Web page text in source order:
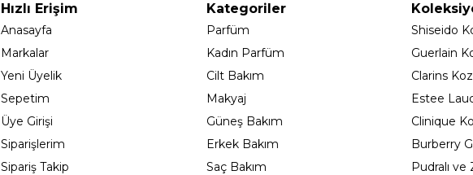
Hızlı Erişim
Anasayfa
Markalar
Yeni Üyelik
Sepetim
Üye Girişi
Siparişlerim
Sipariş Takip
Kategoriler
Parfüm
Kadın Parfüm
Cilt Bakım
Makyaj
Güneş Bakım
Erkek Bakım
Saç Bakım
Shiseido
Guerlain
Clarins
Estee
Clinique
Burberry
Pudralı